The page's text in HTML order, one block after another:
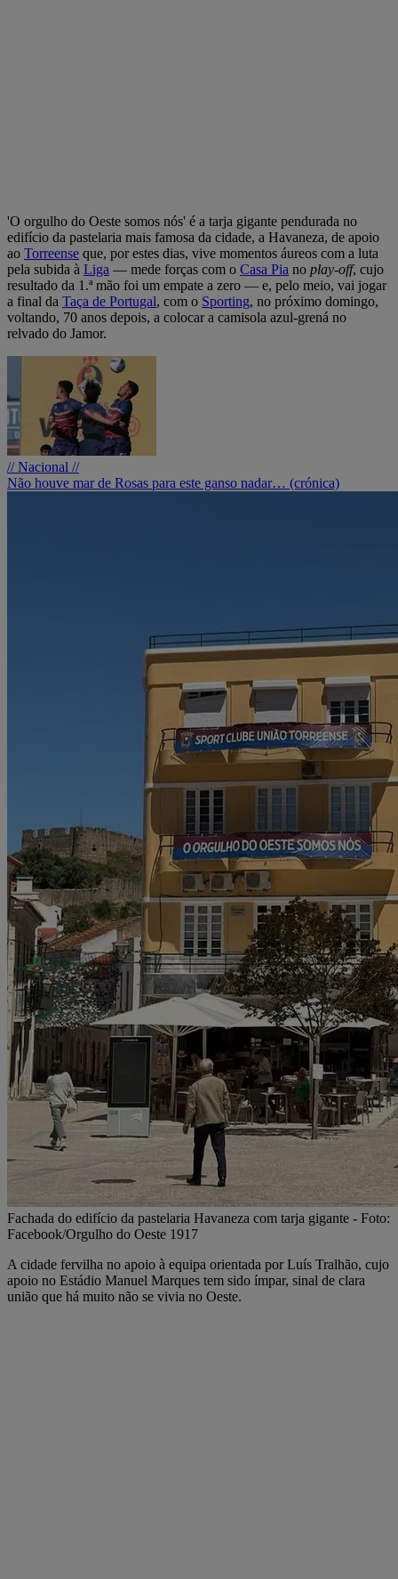
'O orgulho do Oeste somos nós' é a tarja gigante pendurada no
edifício da pastelaria mais famosa da cidade, a Havaneza, de apoio
ao Torreense que, por estes dias, vive momentos áureos com a luta
pela subida à Liga — mede forças com o Casa Pia no play-off, cujo
resultado da 1.ª mão foi um empate a zero — e, pelo meio, vai jogar
a final da Taça de Portugal, com o Sporting, no próximo domingo,
voltando, 70 anos depois, a colocar a camisola azul-grená no
relvado do Jamor.
// Nacional //
Não houve mar de Rosas para este ganso nadar… (crónica)
Fachada do edifício da pastelaria Havaneza com tarja gigante - Foto:
Facebook/Orgulho do Oeste 1917
A cidade fervilha no apoio à equipa orientada por Luís Tralhão, cujo
apoio no Estádio Manuel Marques tem sido ímpar, sinal de clara
união que há muito não se vivia no Oeste.